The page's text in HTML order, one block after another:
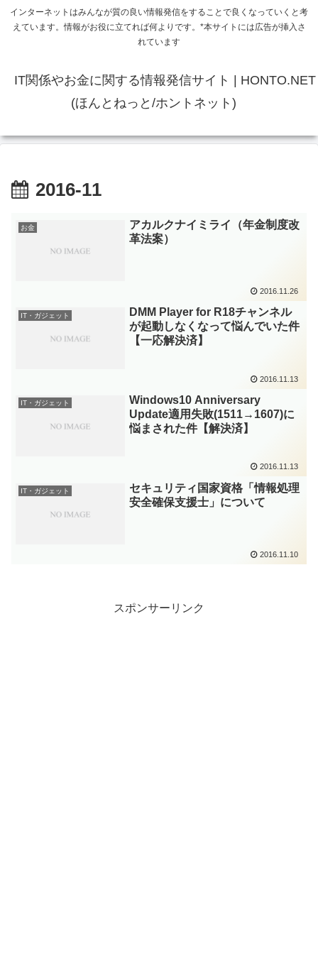
インターネットはみんなが質の良い情報発信をすることで良くなっていくと考
えています。情報がお役に立てれば何よりです。*本サイトには広告が挿入さ
れています
IT関係やお金に関する情報発信サイト | HONTO.NET
(ほんとねっと/ホントネット)
2016-11
お金
アカルクナイミライ（年金制度改
革法案）
2016.11.26
IT・ガジェット
DMM Player for R18チャンネル
が起動しなくなって悩んでいた件
【一応解決済】
2016.11.13
IT・ガジェット
Windows10 Anniversary
Update適用失敗(1511→1607)に
悩まされた件【解決済】
2016.11.13
IT・ガジェット
セキュリティ国家資格「情報処理
安全確保支援士」について
2016.11.10
スポンサーリンク